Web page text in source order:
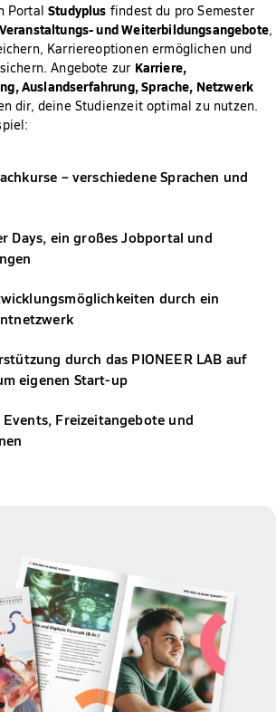
PortalStudyplus findest du pro Semester
und Weiterbildungsangebote,
Karriereoptionen ermöglichen und
Angebote zur Karriere,
Auslandserfahrung, Sprache, Netzwerk
dir, deine Studienzeit optimal zu nutzen.
– verschiedene Sprachen und
Days, ein großes Jobportal und
durch ein
durch das PIONEER LAB auf
eigenen Start-up
Freizeitangebote und